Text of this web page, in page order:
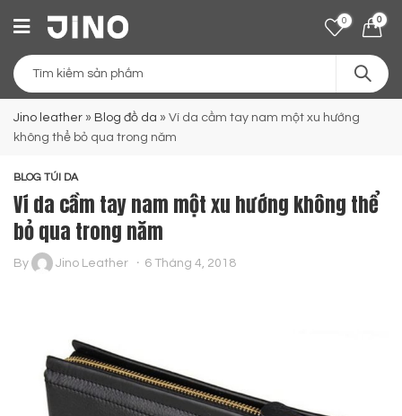
0 0
Jino leather » Blog đồ da » Ví da cầm tay nam một xu hướng
không thể bỏ qua trong năm
BLOG TÚI DA
Ví da cầm tay nam một xu hướng không thể
bỏ qua trong năm
By Jino Leather 6 Tháng 4, 2018